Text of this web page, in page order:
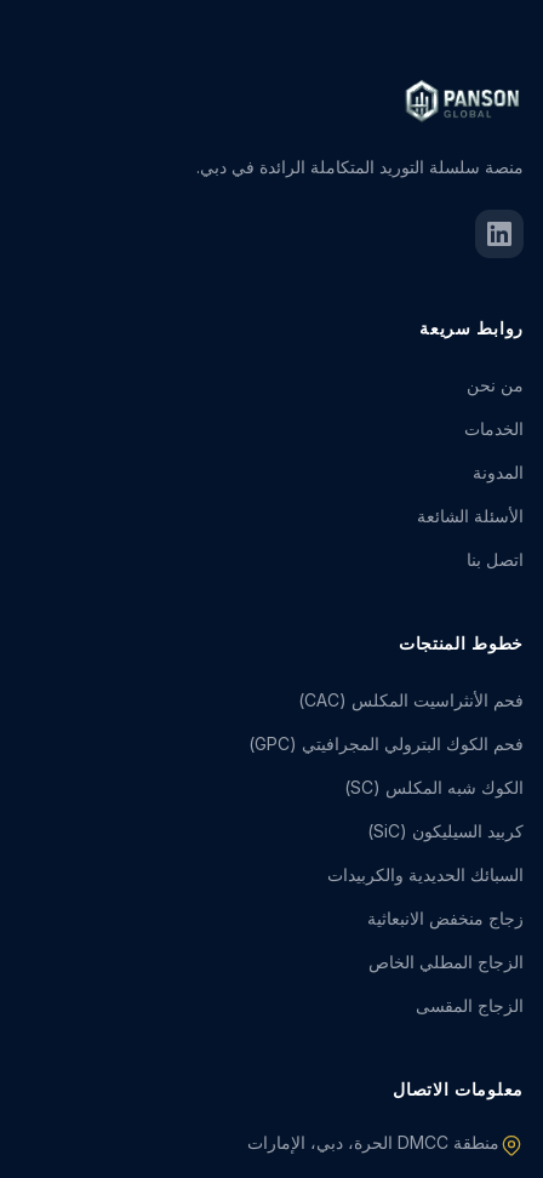
منصة سلسلة التوريد المتكاملة الرائدة في دبي.
روابط سريعة
من نحن
الخدمات
المدونة
الأسئلة الشائعة
اتصل بنا
خطوط المنتجات
فحم الأنثراسيت المكلس (CAC)
فحم الكوك البترولي المجرافيتي (GPC)
الكوك شبه المكلس (SC)
كربيد السيليكون (SiC)
السبائك الحديدية والكربيدات
زجاج منخفض الانبعاثية
الزجاج المطلي الخاص
الزجاج المقسى
معلومات الاتصال
منطقة DMCC الحرة، دبي، الإمارات